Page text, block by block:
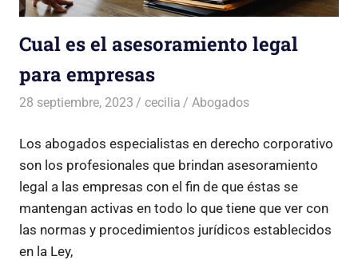
Cual es el asesoramiento legal
para empresas
28 septiembre, 2023 cecilia Abogados
Los abogados especialistas en derecho corporativo
son los profesionales que brindan asesoramiento
legal a las empresas con el fin de que éstas se
mantengan activas en todo lo que tiene que ver con
las normas y procedimientos jurídicos establecidos
en la Ley,